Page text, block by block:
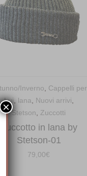
Inverno, Cappelli per
Lui, lana, Nuovi arrivi,
Stetson, Zuccotti
Zuccotto in lana by
Stetson-01
79,00€
×